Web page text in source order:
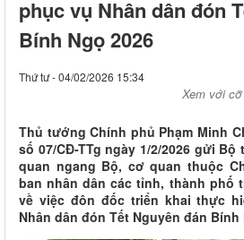
phục vụ Nhân dân đón
Bính Ngọ 2026
Thứ tư - 04/02/2026 15:34
Xem với
Thủ tướng Chính phủ Phạm Minh
số 07/CĐ-TTg ngày 1/2/2026 gửi
quan ngang Bộ, cơ quan thuộc
ban nhân dân các tỉnh, thành phố
về việc đôn đốc triển khai thực
Nhân dân đón Tết Nguyên đán Bính